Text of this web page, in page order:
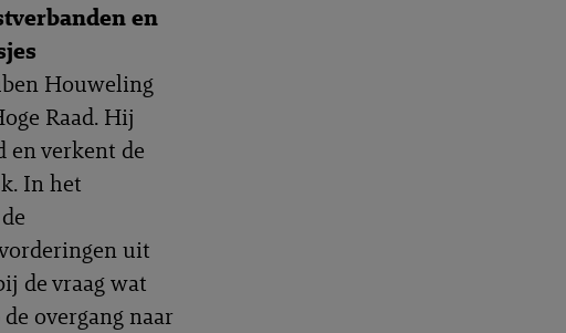
en
Houweling
Raad. Hij
en verkent de
In het
uit
de vraag wat
overgang naar